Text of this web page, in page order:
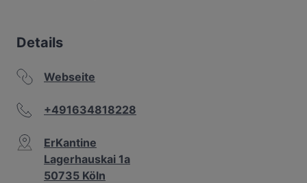
Details
Webseite
+491634818228
ErKantine
Lagerhauskai 1a
50735 Köln